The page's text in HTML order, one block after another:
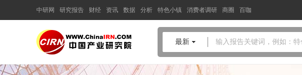
中研网 研究报告 财经 资讯 数据 分析 特色小镇 消费者调研 商圈 百咖
输入报告关键词，例如：特
最新
中国产业咨询领导者
2025-2030年中国智能床垫行
业全景调研与消费升级趋势预